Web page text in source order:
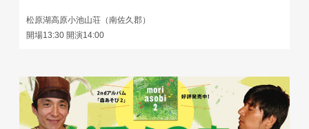
松原湖高原小池山荘（南佐久郡）
開場13:30 開演14:00